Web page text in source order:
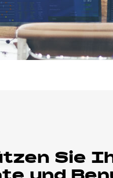
Sie